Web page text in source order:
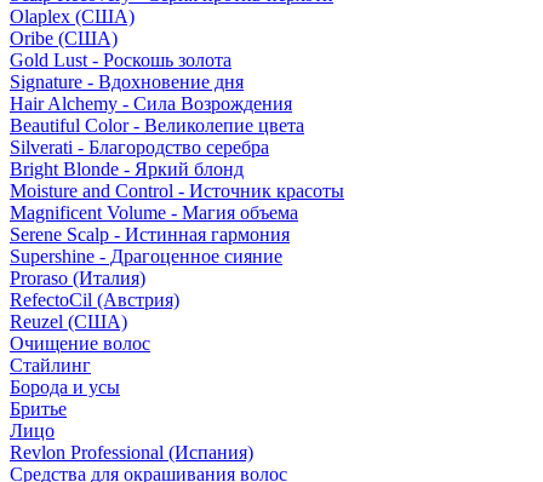
Olaplex (США)
Oribe (США)
Gold Lust - Роскошь золота
Signature - Вдохновение дня
Hair Alchemy - Сила Возрождения
Beautiful Color - Великолепие цвета
Silverati - Благородство серебра
Bright Blonde - Яркий блонд
Moisture and Control - Источник красоты
Magnificent Volume - Магия объема
Serene Scalp - Истинная гармония
Supershine - Драгоценное сияние
Proraso (Италия)
RefectoCil (Австрия)
Reuzel (США)
Очищение волос
Стайлинг
Борода и усы
Бритье
Лицо
Revlon Professional (Испания)
Средства для окрашивания волос